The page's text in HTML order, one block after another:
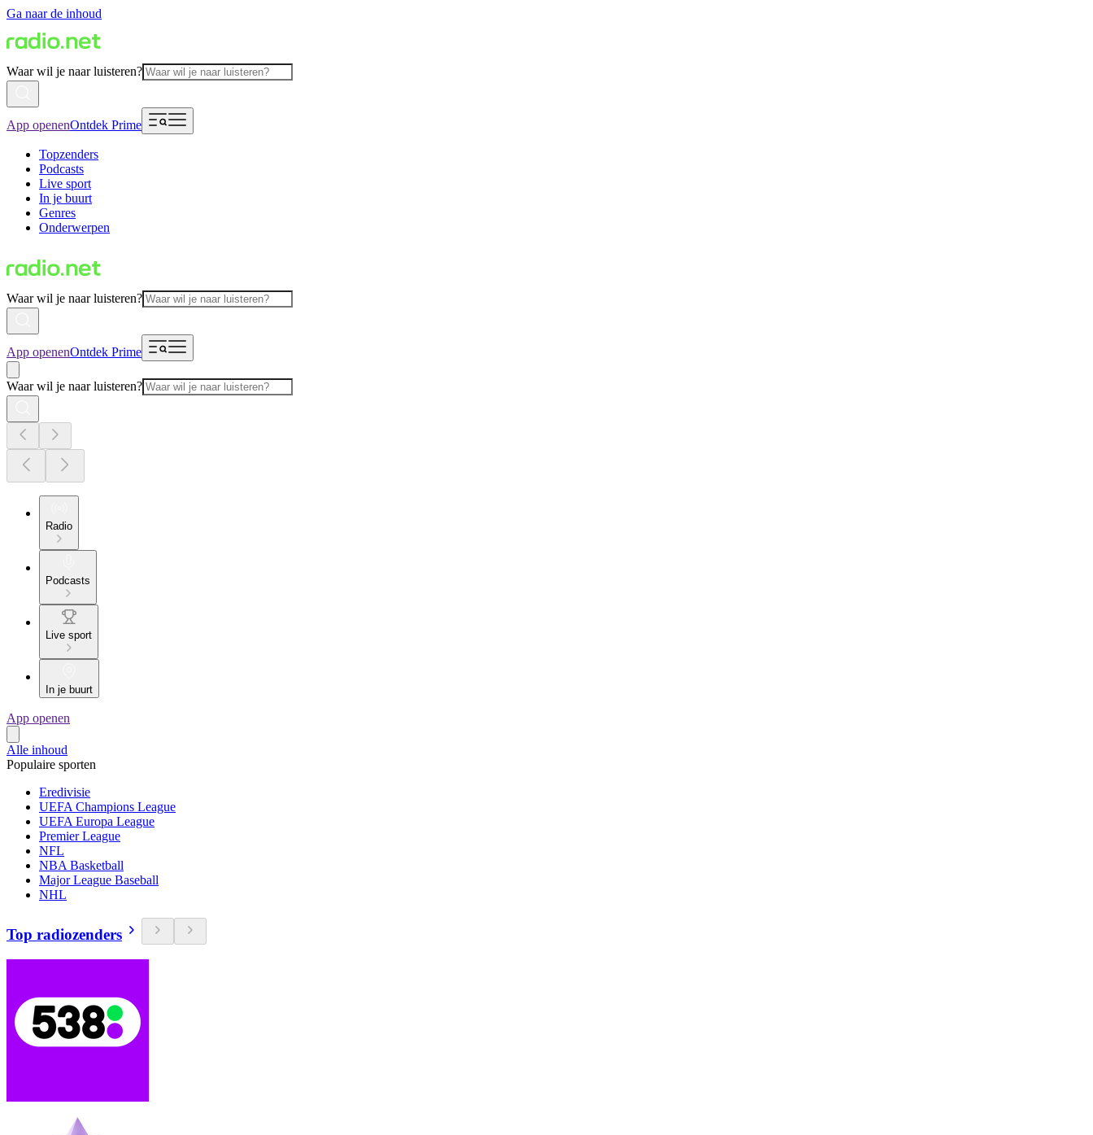
Ga naar de inhoud
Waar wil je naar luisteren?
App openenOntdek Prime
Topzenders
Podcasts
Live sport
In je buurt
Genres
Onderwerpen
Waar wil je naar luisteren?
App openenOntdek Prime
Waar wil je naar luisteren?
Radio
Podcasts
Live sport
In je buurt
App openen
Alle inhoud
Populaire sporten
Eredivisie
UEFA Champions League
UEFA Europa League
Premier League
NFL
NBA Basketball
Major League Baseball
NHL
Top radiozenders